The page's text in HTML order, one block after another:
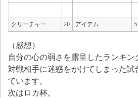
クリーチャー 20 アイテム 5
（感想）
自分の心の弱さを露呈したランキン
対戦相手に迷惑をかけてしまった試
ています。
次はロカ杯。